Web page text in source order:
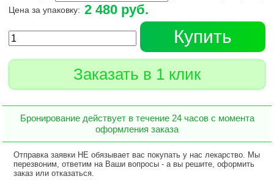
Цена за упаковку: 2 480 руб.
Купить
Заказать в 1 клик
Бронирование действует в течение 24 часов с момента
оформления заказа
Отправка заявки НЕ обязывает вас покупать у нас лекарство. Мы
перезвоним, ответим на Ваши вопросы - а вы решите, оформить
заказ или отказаться.